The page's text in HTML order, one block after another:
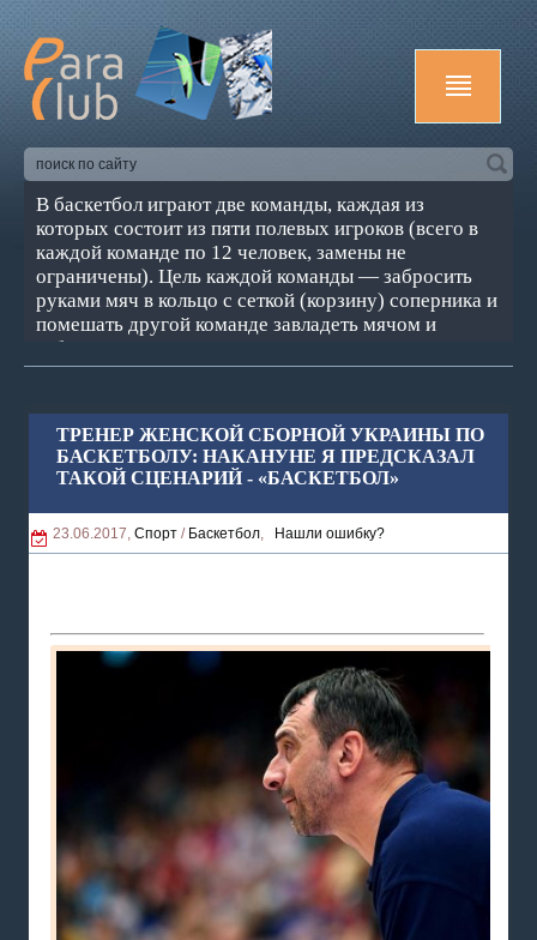
В баскетбол играют две команды, каждая из
которых состоит из пяти полевых игроков (всего в
каждой команде по 12 человек, замены не
ограничены). Цель каждой команды — забросить
руками мяч в кольцо с сеткой (корзину) соперника и
помешать другой команде завладеть мячом и
забросить его в свою корзину. Корзина находится на
высоте 3,05 м от пола (10 футов). За мяч,
засчитывается два очка, с дальней (из-за 3-х
очковой линии) — три очка; штрафной бросок
оценивается в одно очко. Стандартный размер
баскетбольной площадки — 28 м в длину и 15 м — в
ширину. Баскетбол — один из самых популярных
видов спорта в мире.
ТРЕНЕР ЖЕНСКОЙ СБОРНОЙ УКРАИНЫ ПО
БАСКЕТБОЛУ: НАКАНУНЕ Я ПРЕДСКАЗАЛ
ТАКОЙ СЦЕНАРИЙ - «БАСКЕТБОЛ»
23.06.2017, Спорт / Баскетбол, Нашли ошибку?